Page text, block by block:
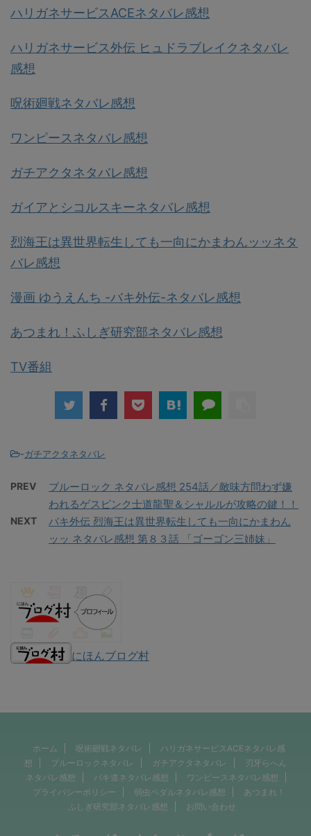
ハリガネサービスACEネタバレ感想
ハリガネサービス外伝 ヒュドラブレイクネタバレ
感想
呪術廻戦ネタバレ感想
ワンピースネタバレ感想
ガチアクタネタバレ感想
ガイアとシコルスキーネタバレ感想
烈海王は異世界転生しても一向にかまわんッッネタ
バレ感想
漫画 ゆうえんち -バキ外伝-ネタバレ感想
あつまれ！ふしぎ研究部ネタバレ感想
TV番組
-ガチアクタネタバレ
PREV
ブルーロック ネタバレ感想 254話／敵味方問わず嫌
われるゲスピンク士道龍聖＆シャルルが攻略の鍵！！
NEXT
バキ外伝 烈海王は異世界転生しても一向にかまわん
ッッ ネタバレ感想 第８３話 「ゴーゴン三姉妹」
にほんブログ村
ホーム 呪術廻戦ネタバレ
ハリガネサービスACEネタバレ感
想
ブルーロックネタバレ ガチアクタネタバレ
刃牙らへん
ネタバレ感想
バキ道ネタバレ感想
ワンピースネタバレ感想
プライバシーポリシー
弱虫ペダルネタバレ感想
あつまれ！
ふしぎ研究部ネタバレ感想
お問い合わせ